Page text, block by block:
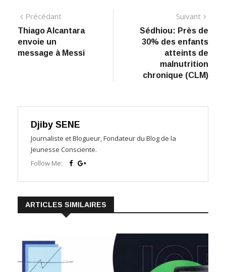
Navigation
de
l’article
PrécédantPrécédant:
​Thiago Alcantara
envoie un
message à Messi
Suivant
Sédhiou: Près de
30% des enfants
atteints de
malnutrition
chronique (CLM)
Djiby SENE
Journaliste et Blogueur, Fondateur du Blog de la
Jeunesse Consciente.
Follow Me:
ARTICLES SIMILAIRES